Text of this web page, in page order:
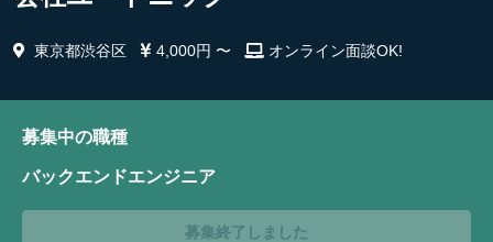
東京都渋谷区 4,000円 〜 オンライン面談OK!
募集中の職種
バックエンドエンジニア
募集終了しました